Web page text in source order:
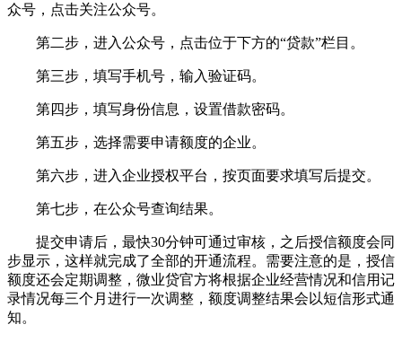
众号，点击关注公众号。
第二步，进入公众号，点击位于下方的“贷款”栏目。
第三步，填写手机号，输入验证码。
第四步，填写身份信息，设置借款密码。
第五步，选择需要申请额度的企业。
第六步，进入企业授权平台，按页面要求填写后提交。
第七步，在公众号查询结果。
提交申请后，最快30分钟可通过审核，之后授信额度会同
步显示，这样就完成了全部的开通流程。需要注意的是，授信
额度还会定期调整，微业贷官方将根据企业经营情况和信用记
录情况每三个月进行一次调整，额度调整结果会以短信形式通
知。